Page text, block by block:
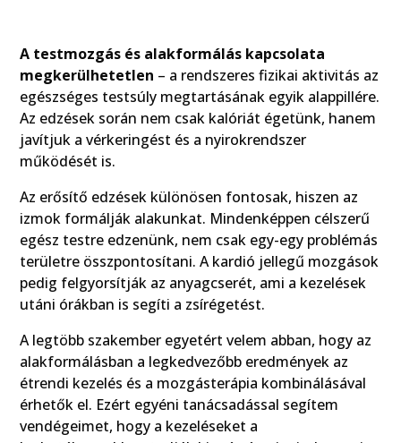
A testmozgás és alakformálás kapcsolata
megkerülhetetlen – a rendszeres fizikai aktivitás az
egészséges testsúly megtartásának egyik alappillére.
Az edzések során nem csak kalóriát égetünk, hanem
javítjuk a vérkeringést és a nyirokrendszer
működését is.
Az erősítő edzések különösen fontosak, hiszen az
izmok formálják alakunkat. Mindenképpen célszerű
egész testre edzenünk, nem csak egy-egy problémás
területre összpontosítani. A kardió jellegű mozgások
pedig felgyorsítják az anyagcserét, ami a kezelések
utáni órákban is segíti a zsírégetést.
A legtöbb szakember egyetért velem abban, hogy az
alakformálásban a legkedvezőbb eredmények az
étrendi kezelés és a mozgásterápia kombinálásával
érhetők el. Ezért egyéni tanácsadással segítem
vendégeimet, hogy a kezeléseket a